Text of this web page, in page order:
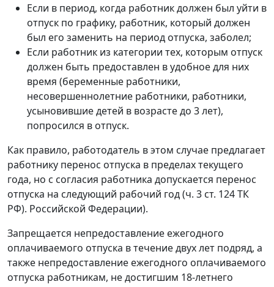
Если в период, когда работник должен был уйти в
отпуск по графику, работник, который должен
был его заменить на период отпуска, заболел;
Если работник из категории тех, которым отпуск
должен быть предоставлен в удобное для них
время (беременные работники,
несовершеннолетние работники, работники,
усыновившие детей в возрасте до 3 лет),
попросился в отпуск.
Как правило, работодатель в этом случае предлагает
работнику перенос отпуска в пределах текущего
года, но с согласия работника допускается перенос
отпуска на следующий рабочий год (ч. 3 ст. 124 ТК
РФ). Российской Федерации).
Запрещается непредоставление ежегодного
оплачиваемого отпуска в течение двух лет подряд, а
также непредоставление ежегодного оплачиваемого
отпуска работникам, не достигшим 18-летнего